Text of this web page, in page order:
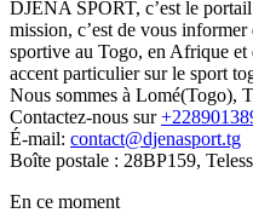
DJENA SPORT, c’est le
mission, c’est de vous
sportive au Togo, en Afrique
accent particulier sur le sport
Nous sommes à Lomé(Togo),
Contactez-nous sur
É-mail: contact@djenasport.tg
Boîte postale : 28BP159,
En ce moment